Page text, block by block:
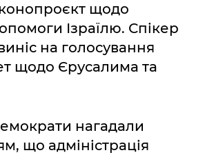
щодо
Ізраїлю. Спікер
на голосування
щодо Єрусалима та
нагадали
що адміністрація